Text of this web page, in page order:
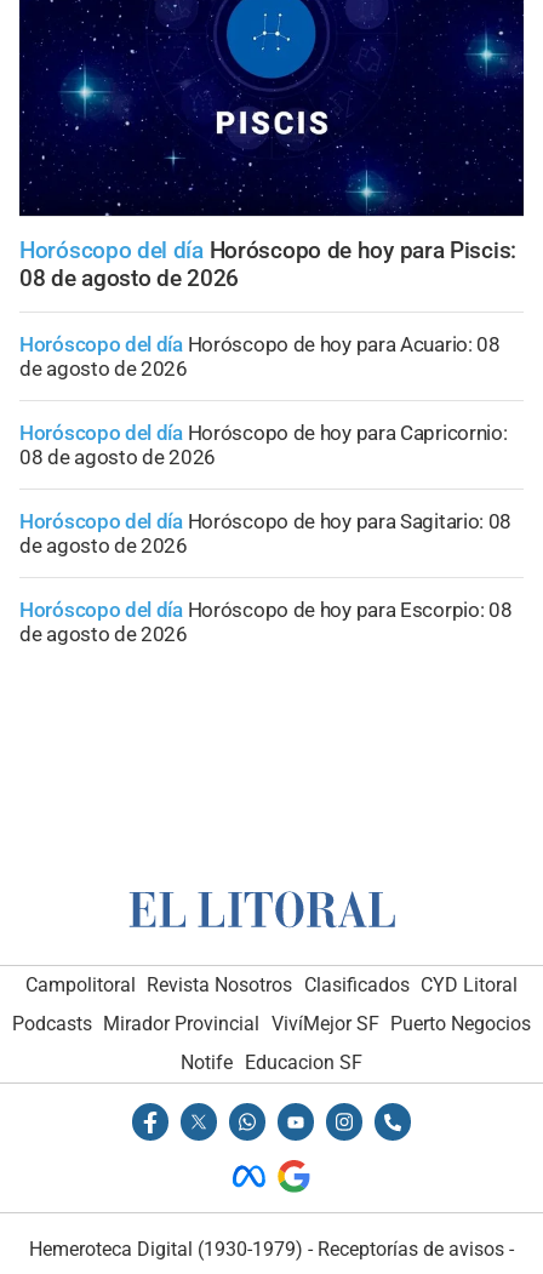
Horóscopo del día Horóscopo de hoy para Piscis:
08 de agosto de 2026
Horóscopo del día Horóscopo de hoy para Acuario: 08
de agosto de 2026
Horóscopo del día Horóscopo de hoy para Capricornio:
08 de agosto de 2026
Horóscopo del día Horóscopo de hoy para Sagitario: 08
de agosto de 2026
Horóscopo del día Horóscopo de hoy para Escorpio: 08
de agosto de 2026
Campolitoral Revista Nosotros Clasificados CYD Litoral
Podcasts Mirador Provincial VivíMejor SF Puerto Negocios
Notife
Educacion SF
Hemeroteca Digital (1930-1979) - Receptorías de avisos -